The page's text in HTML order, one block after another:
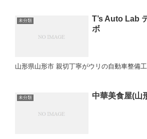
未分類
T’s Auto Lab
ボ
山形県山形市 親切丁寧がウリの自動車整備工
未分類 中華美食屋(山